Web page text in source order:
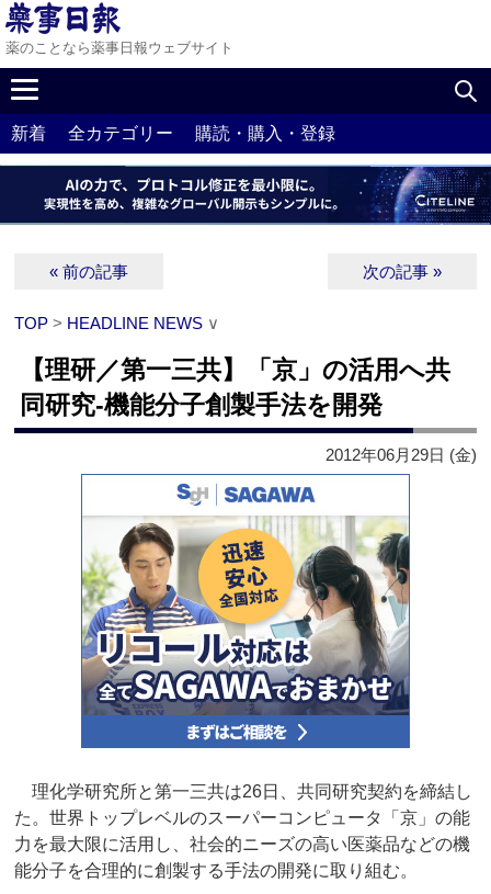
薬のことなら薬事日報ウェブサイト
新着 全カテゴリー 購読・購入・登録
« 前の記事 次の記事 »
TOP > HEADLINE NEWS ∨
【理研／第一三共】「京」の活用へ共
同研究‐機能分子創製手法を開発
2012年06月29日 (金)
理化学研究所と第一三共は26日、共同研究契約を締結し
た。世界トップレベルのスーパーコンピュータ「京」の能
力を最大限に活用し、社会的ニーズの高い医薬品などの機
能分子を合理的に創製する手法の開発に取り組む。